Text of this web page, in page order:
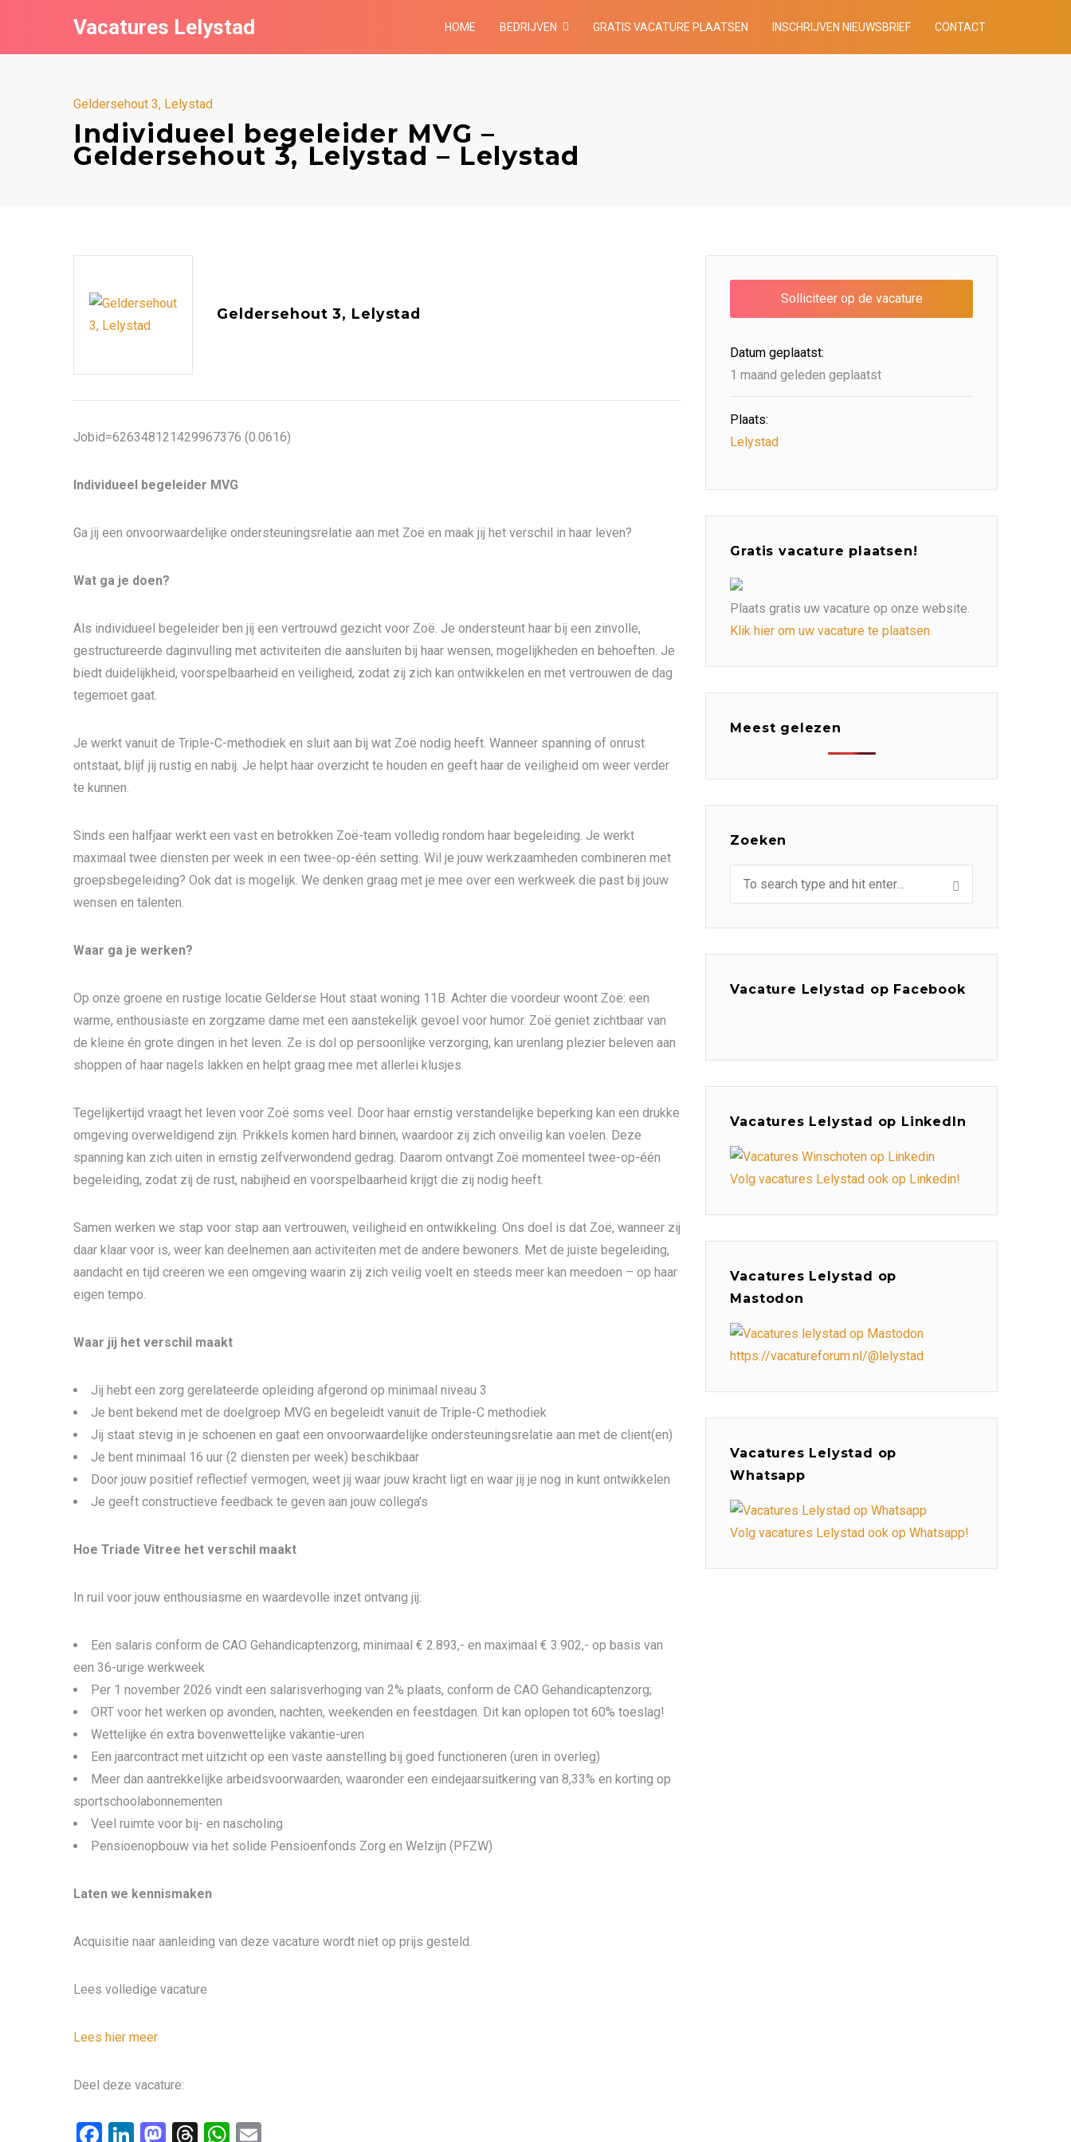
Vacatures Lelystad HOME BEDRIJVEN GRATIS VACATURE PLAATSEN INSCHRIJVEN NIEUWSBRIEF CONTACT
Geldersehout 3, Lelystad
Individueel begeleider MVG –
Geldersehout 3, Lelystad – Lelystad
Geldersehout 3, Lelystad
Jobid=626348121429967376 (0.0616)
Individueel begeleider MVG
Ga jij een onvoorwaardelijke ondersteuningsrelatie aan met Zoë en maak jij het verschil in haar leven?
Wat ga je doen?
Als individueel begeleider ben jij een vertrouwd gezicht voor Zoë. Je ondersteunt haar bij een zinvolle,
gestructureerde daginvulling met activiteiten die aansluiten bij haar wensen, mogelijkheden en behoeften. Je
biedt duidelijkheid, voorspelbaarheid en veiligheid, zodat zij zich kan ontwikkelen en met vertrouwen de dag
tegemoet gaat.
Je werkt vanuit de Triple-C-methodiek en sluit aan bij wat Zoë nodig heeft. Wanneer spanning of onrust
ontstaat, blijf jij rustig en nabij. Je helpt haar overzicht te houden en geeft haar de veiligheid om weer verder
te kunnen.
Sinds een halfjaar werkt een vast en betrokken Zoë-team volledig rondom haar begeleiding. Je werkt
maximaal twee diensten per week in een twee-op-één setting. Wil je jouw werkzaamheden combineren met
groepsbegeleiding? Ook dat is mogelijk. We denken graag met je mee over een werkweek die past bij jouw
wensen en talenten.
Waar ga je werken?
Op onze groene en rustige locatie Gelderse Hout staat woning 11B. Achter die voordeur woont Zoë: een
warme, enthousiaste en zorgzame dame met een aanstekelijk gevoel voor humor. Zoë geniet zichtbaar van
de kleine én grote dingen in het leven. Ze is dol op persoonlijke verzorging, kan urenlang plezier beleven aan
shoppen of haar nagels lakken en helpt graag mee met allerlei klusjes.
Tegelijkertijd vraagt het leven voor Zoë soms veel. Door haar ernstig verstandelijke beperking kan een drukke
omgeving overweldigend zijn. Prikkels komen hard binnen, waardoor zij zich onveilig kan voelen. Deze
spanning kan zich uiten in ernstig zelfverwondend gedrag. Daarom ontvangt Zoë momenteel twee-op-één
begeleiding, zodat zij de rust, nabijheid en voorspelbaarheid krijgt die zij nodig heeft.
Samen werken we stap voor stap aan vertrouwen, veiligheid en ontwikkeling. Ons doel is dat Zoë, wanneer zij
daar klaar voor is, weer kan deelnemen aan activiteiten met de andere bewoners. Met de juiste begeleiding,
aandacht en tijd creëren we een omgeving waarin zij zich veilig voelt en steeds meer kan meedoen – op haar
eigen tempo.
Waar jij het verschil maakt
Jij hebt een zorg gerelateerde opleiding afgerond op minimaal niveau 3
Je bent bekend met de doelgroep MVG en begeleidt vanuit de Triple-C methodiek
Jij staat stevig in je schoenen en gaat een onvoorwaardelijke ondersteuningsrelatie aan met de client(en)
Je bent minimaal 16 uur (2 diensten per week) beschikbaar
Door jouw positief reflectief vermogen, weet jij waar jouw kracht ligt en waar jij je nog in kunt ontwikkelen
Je geeft constructieve feedback te geven aan jouw collega’s
Hoe Triade Vitree het verschil maakt
In ruil voor jouw enthousiasme en waardevolle inzet ontvang jij:
Een salaris conform de CAO Gehandicaptenzorg, minimaal € 2.893,- en maximaal € 3.902,- op basis van
een 36-urige werkweek
Per 1 november 2026 vindt een salarisverhoging van 2% plaats, conform de CAO Gehandicaptenzorg;
ORT voor het werken op avonden, nachten, weekenden en feestdagen. Dit kan oplopen tot 60% toeslag!
Wettelijke én extra bovenwettelijke vakantie-uren
Een jaarcontract met uitzicht op een vaste aanstelling bij goed functioneren (uren in overleg)
Meer dan aantrekkelijke arbeidsvoorwaarden, waaronder een eindejaarsuitkering van 8,33% en korting op
sportschoolabonnementen
Veel ruimte voor bij- en nascholing
Pensioenopbouw via het solide Pensioenfonds Zorg en Welzijn (PFZW)
Laten we kennismaken
Acquisitie naar aanleiding van deze vacature wordt niet op prijs gesteld.
Lees volledige vacature
Lees hier meer
Deel deze vacature:
F
Li
M T
W
Datum geplaatst:
1 maand geleden geplaatst
Plaats:
Lelystad
Gratis vacature plaatsen!
Plaats gratis uw vacature op onze website.
Klik hier om uw vacature te plaatsen
Meest gelezen
Zoeken
Vacature Lelystad op Facebook
Vacatures Lelystad op LinkedIn
Volg vacatures Lelystad ook op Linkedin!
Vacatures Lelystad op
Mastodon
https://vacatureforum.nl/@lelystad
Vacatures Lelystad op
Whatsapp
Volg vacatures Lelystad ook op Whatsapp!